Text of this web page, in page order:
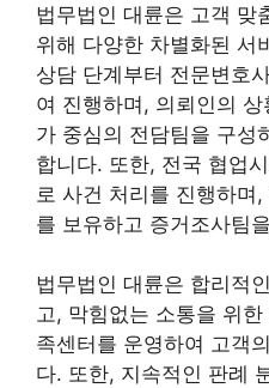
법무법인 대륜은 고객 맞
위해 다양한 차별화된 서
상담 단계부터 전문변호
여 진행하며, 의뢰인의
가 중심의 전담팀을 구성
합니다. 또한, 전국 협업
로 사건 처리를 진행하며
를 보유하고 증거조사팀
법무법인 대륜은 합리적
고, 막힘없는 소통을 위
족센터를 운영하여 고객
다. 또한, 지속적인 판례